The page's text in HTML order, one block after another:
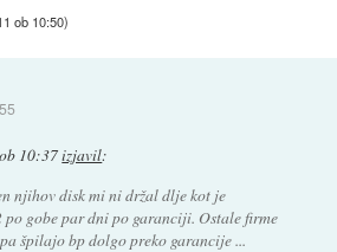
ob 10:50)
10:37izjavil:
njihov disk mi ni držal dlje kot je
po gobe par dni po garanciji. Ostale firme
špilajo bp dolgo preko garancije ...